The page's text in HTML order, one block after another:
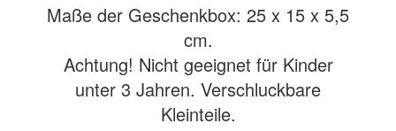
Maße der Geschenkbox: 25 x 15 x 5,5
cm.
Achtung! Nicht geeignet für Kinder
unter 3 Jahren. Verschluckbare
Kleinteile.